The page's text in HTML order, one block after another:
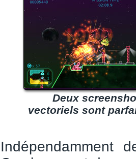
Deux
vectoriels sont
Indépendamment